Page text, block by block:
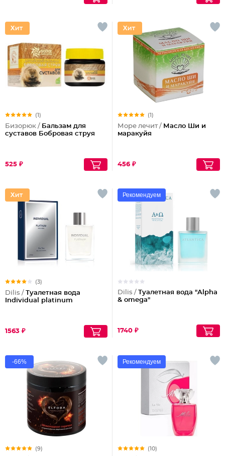
(1)
Бизорюк / Бальзам для
суставов Бобровая струя
525 ₽
(1)
Море лечит / Масло Ши и
маракуйя
456 ₽
(3)
Dilis / Туалетная вода
Individual platinum
1563 ₽
Рекомендуем
Dilis / Туалетная вода "Alpha
& omega"
1740 ₽
-66%
(9)
Рекомендуем
(10)